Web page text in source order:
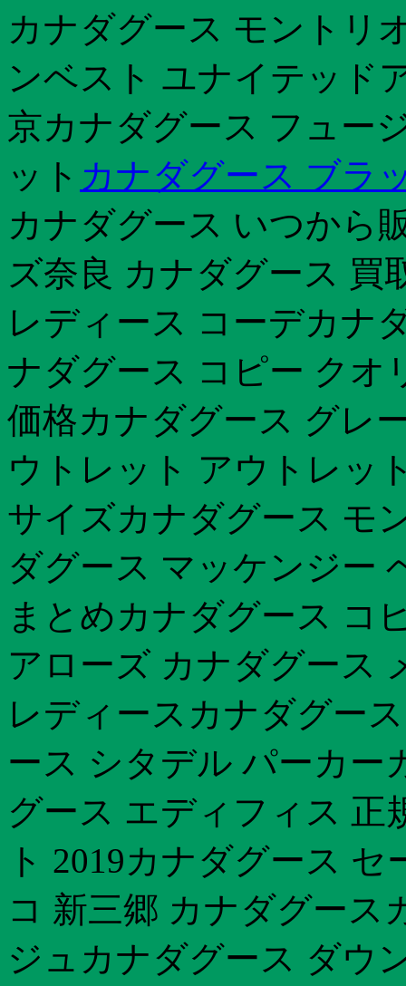
カナダグース モントリ
ンベスト ユナイテッド
京カナダグース フュー
ット カナダグース ブラ
カナダグース いつから
ズ奈良 カナダグース 買
レディース コーデカナ
ナダグース コピー クオ
価格カナダグース グレ
ウトレット アウトレッ
サイズカナダグース モ
ダグース マッケンジー
まとめカナダグース コ
アローズ カナダグース
レディースカナダグー
ース シタデル パーカー
グース エディフィス 正
ト 2019カナダグース
コ 新三郷 カナダグース
ジュカナダグース ダウ